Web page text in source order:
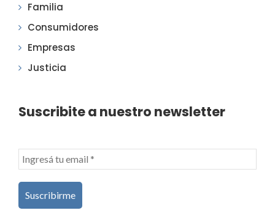
Familia
Consumidores
Empresas
Justicia
Suscribite a nuestro newsletter